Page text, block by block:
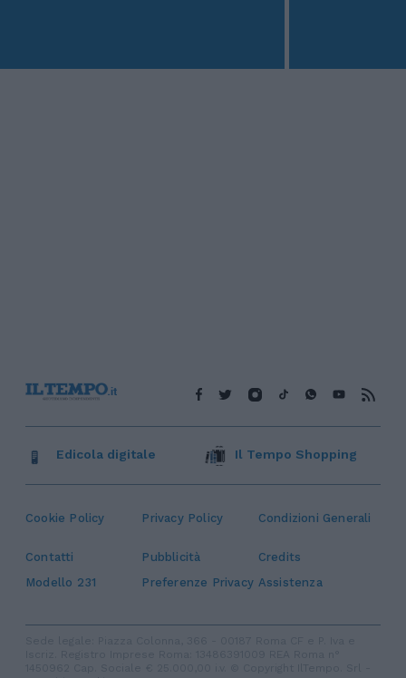
Cookie Policy Privacy Policy Condizioni Generali
Contatti Pubblicità
Credits
Modello 231
Preferenze Privacy Assistenza
Edicola digitale Il Tempo Shopping